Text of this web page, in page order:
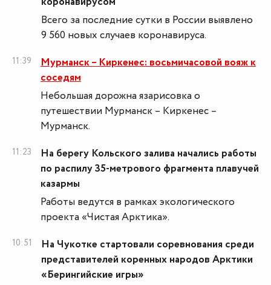
Всего за последние сутки в России выявлено
9 560 новых случаев коронавируса.
11:39
Мурманск – Киркенес: восьмичасовой вояж к
соседям
Небольшая дорожна язарисовка о
путешествии Мурманск – Киркенес –
Мурманск.
11:23
На берегу Кольского залива начались работы
по распилу 35-метрового фрагмента плавучей
казармы
Работы ведутся в рамках экологического
проекта «Чистая Арктика».
10:51
На Чукотке стартовали соревнования среди
представителей коренных народов Арктики
«Берингийские игры»